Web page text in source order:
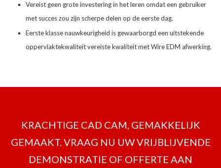
Vereist geen grote investering in het leren omdat een gebruiker
met succes zou zijn scherpe delen op de eerste dag.
Eerste klasse nauwkeurigheid is gewaarborgd een uitstekende
oppervlaktekwaliteit vereiste kwaliteit met Wire EDM afwerking.
KRACHTIGE CAD CAM, GEMAKKELIJK
GEMAAKT. VRAAG NU UW VRIJBLIJVENDE
DEMONSTRATIE OF OFFERTE AAN